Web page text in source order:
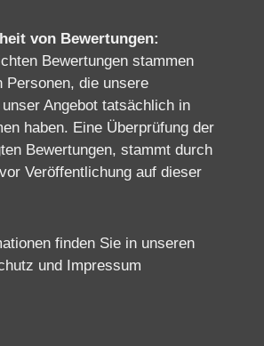
von Bewertungen:
Bewertungen stammen
die unsere
Angebot tatsächlich in
haben. Eine Überprüfung der
Bewertungen, stammt durch
Veröffentlichung auf dieser
finden Sie in unseren
und Impressum